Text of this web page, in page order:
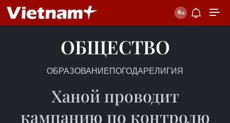
ОБЩЕСТВО
ОБРАЗОВАНИЕПОГОДАРЕЛИГИЯ
Ханой проводит
кампанию по контролю